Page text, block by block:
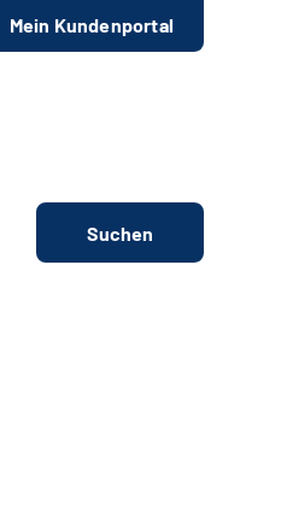
Mein Kundenportal
Suchen